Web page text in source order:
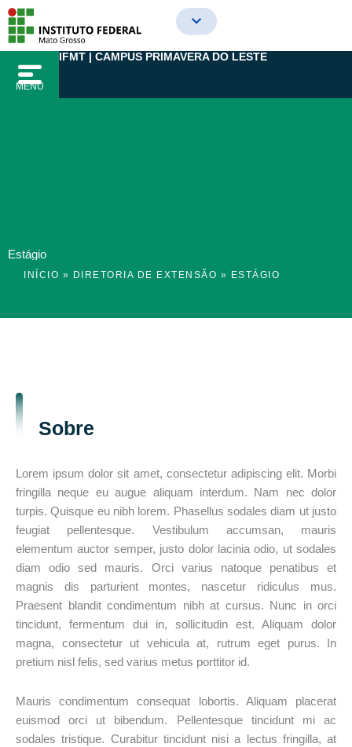
para
conteúdo
MENU
IFMT | CAMPUS PRIMAVERA DO LESTE
Estágio
INÍCIO » DIRETORIA DE EXTENSÃO » ESTÁGIO
Sobre
Lorem ipsum dolor sit amet, consectetur adipiscing elit. Morbi
fringilla neque eu augue aliquam interdum. Nam nec dolor
turpis. Quisque eu nibh lorem. Phasellus sodales diam ut justo
feugiat pellentesque. Vestibulum accumsan, mauris
elementum auctor semper, justo dolor lacinia odio, ut sodales
diam odio sed mauris. Orci varius natoque penatibus et
magnis dis parturient montes, nascetur ridiculus mus.
Praesent blandit condimentum nibh at cursus. Nunc in orci
tincidunt, fermentum dui in, sollicitudin est. Aliquam dolor
magna, consectetur ut vehicula at, rutrum eget purus. In
pretium nisl felis, sed varius metus porttitor id.
Mauris condimentum consequat lobortis. Aliquam placerat
euismod orci ut bibendum. Pellentesque tincidunt mi ac
sodales tristique. Curabitur tincidunt nisi a lectus fringilla, at